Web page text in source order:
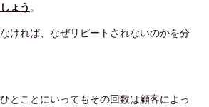
ょう 。
ければ、なぜリピートされないのかを分
とことにいってもその回数は顧客によっ